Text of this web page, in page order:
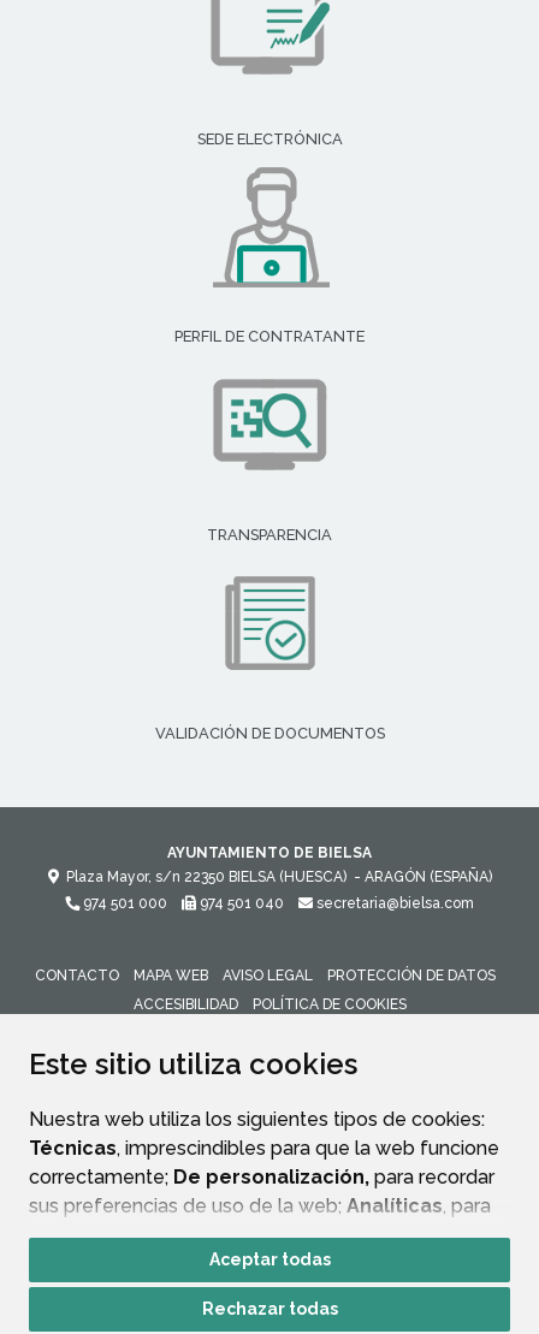
Este sitio utiliza cookies
Nuestra web utiliza los siguientes tipos de cookies:
Técnicas, imprescindibles para que la web funcione
correctamente; De personalización, para recordar
sus preferencias de uso de la web; Analíticas, para
mejorar el funcionamiento de la web y sus servicios.
Si acepta pulsando el botón“Aceptar todas”
consideramos que acepta su uso. Si pulsa el botón
Aceptar todas
Rechazar todas
SEDE ELECTRÓNICA
PERFIL DE CONTRATANTE
TRANSPARENCIA
VALIDACIÓN DE DOCUMENTOS
AYUNTAMIENTO DE BIELSA
Plaza Mayor, s/n 22350 BIELSA (HUESCA) - ARAGÓN (ESPAÑA)
974 501 000
974 501 040 secretaria@bielsa.com
CONTACTO MAPA WEB AVISO LEGAL
PROTECCIÓN DE DATOS
ACCESIBILIDAD
POLÍTICA DE COOKIES